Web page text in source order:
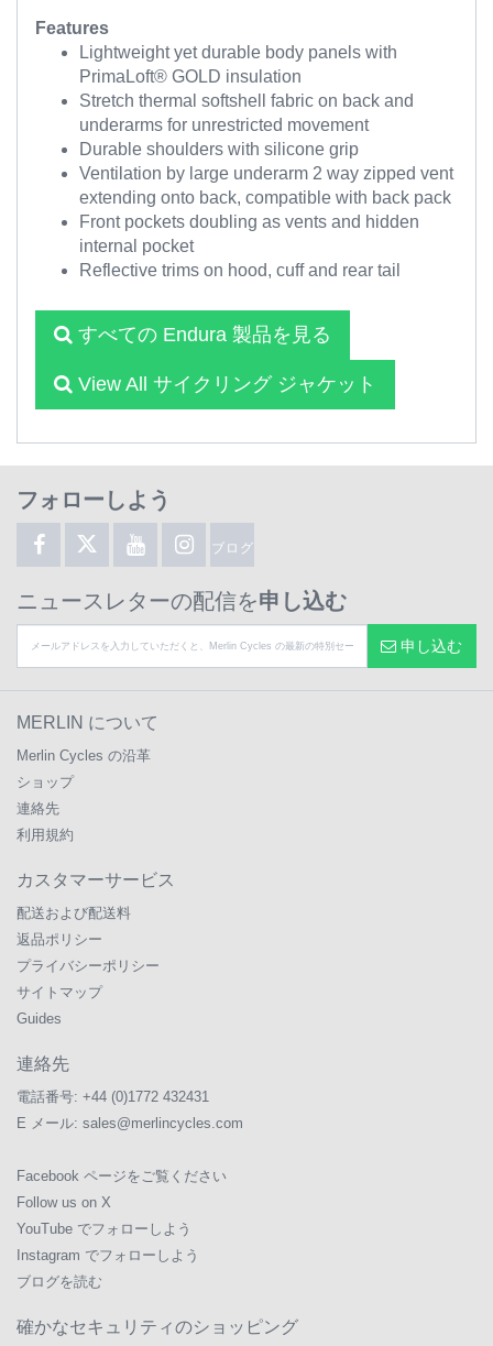
Features
Lightweight yet durable body panels with
PrimaLoft® GOLD insulation
Stretch thermal softshell fabric on back and
underarms for unrestricted movement
Durable shoulders with silicone grip
Ventilation by large underarm 2 way zipped vent
extending onto back, compatible with back pack
Front pockets doubling as vents and hidden
internal pocket
Reflective trims on hood, cuff and rear tail
すべての Endura 製品を見る
View All サイクリング ジャケット
フォローしよう
ブログ
ニュースレターの配信を申し込む
申し込む
MERLIN について
Merlin Cycles の沿革
ショップ
連絡先
利用規約
カスタマーサービス
配送および配送料
返品ポリシー
プライバシーポリシー
サイトマップ
Guides
連絡先
電話番号: +44 (0)1772 432431
E メール: sales@merlincycles.com
Facebook ページをご覧ください
Follow us on X
YouTube でフォローしよう
Instagram でフォローしよう
ブログを読む
確かなセキュリティのショッピング